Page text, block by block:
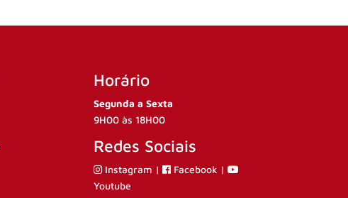
Horário
Segunda a Sexta
9H00 às 18H00
Redes Sociais
Instagram | Facebook |
Youtube